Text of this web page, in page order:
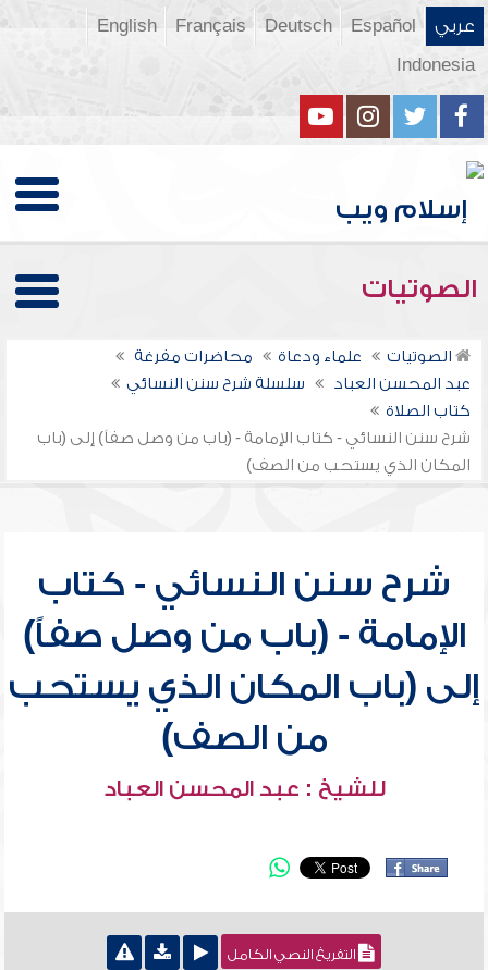
عربي Español
Deutsch
Français
English
Indonesia
الصوتيات
الصوتيات علماء ودعاة
محاضرات مفرغة
عبد المحسن العباد
سلسلة شرح سنن النسائي
كتاب الصلاة
شرح سنن النسائي - كتاب الإمامة - (باب من وصل صفاً) إلى (باب
المكان الذي يستحب من الصف)
شرح سنن النسائي - كتاب
الإمامة - (باب من وصل صفاً)
إلى (باب المكان الذي يستحب
من الصف)
للشيخ : عبد المحسن العباد
التفريغ النصي الكامل